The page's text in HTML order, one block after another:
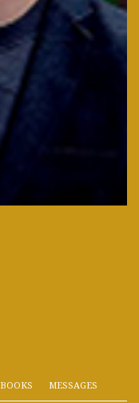
BOOKS MESSAGES